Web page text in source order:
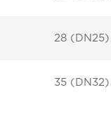
28 (DN25)
35 (DN32)